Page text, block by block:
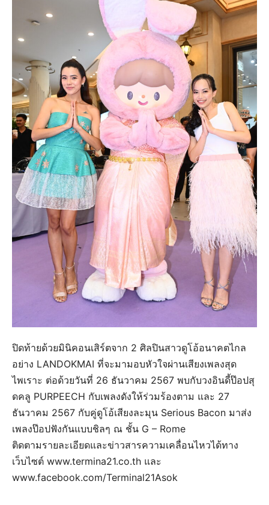
ปิดท้ายด้วยมินิคอนเสิร์ตจาก 2 ศิลปินสาวดูโอ้อนาคตไกล
อย่าง LANDOKMAI ที่จะมามอบหัวใจผ่านเสียงเพลงสุด
ไพเราะ ต่อด้วยวันที่ 26 ธันวาคม 2567 พบกับวงอินดี้ป๊อปสุ
ดคลู PURPEECH กับเพลงดังให้ร่วมร้องตาม และ 27
ธันวาคม 2567 กับคู่ดูโอ้เสียงละมุน Serious Bacon มาส่ง
เพลงป๊อปฟังกันแบบชิลๆ ณ ชั้น G – Rome
ติดตามรายละเอียดและข่าวสารความเคลื่อนไหวได้ทาง
เว็บไซต์ www.termina21.co.th และ
www.facebook.com/Terminal21Asok